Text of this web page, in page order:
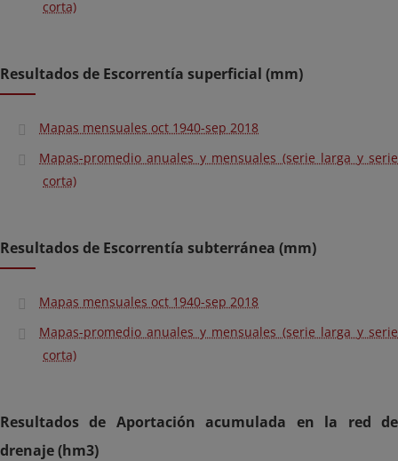
corta)
Resultados de Escorrentía superficial (mm)
Mapas mensuales oct 1940-sep 2018
Mapas-promedio anuales y mensuales (serie larga y serie
corta)
Resultados de Escorrentía subterránea (mm)
Mapas mensuales oct 1940-sep 2018
Mapas-promedio anuales y mensuales (serie larga y serie
corta)
Resultados de Aportación acumulada en la red de
drenaje (hm3)